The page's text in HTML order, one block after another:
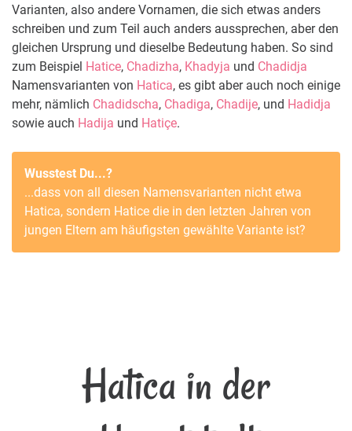
Varianten, also andere Vornamen, die sich etwas anders
schreiben und zum Teil auch anders aussprechen, aber den
gleichen Ursprung und dieselbe Bedeutung haben. So sind
zum Beispiel Hatice, Chadizha, Khadyja und Chadidja
Namensvarianten von Hatica, es gibt aber auch noch einige
mehr, nämlich Chadidscha, Chadiga, Chadije, und Hadidja
sowie auch Hadija und Hatiçe.
Wusstest Du...?
...dass von all diesen Namensvarianten nicht etwa
Hatica, sondern Hatice die in den letzten Jahren von
jungen Eltern am häufigsten gewählte Variante ist?
Hatica in der